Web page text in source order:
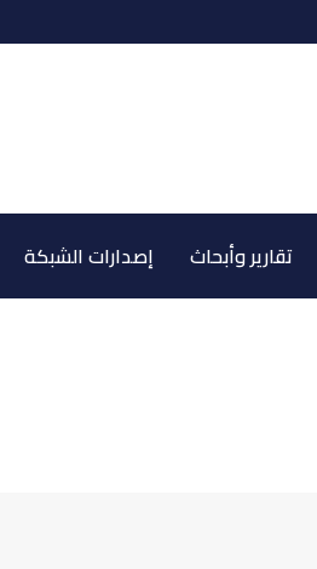
تقارير وأبحاث إصدارات الشبكة